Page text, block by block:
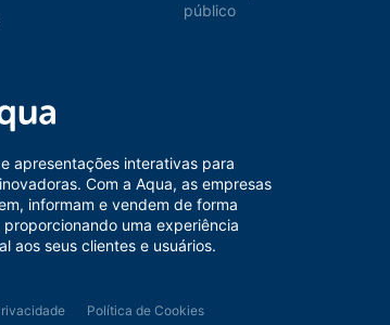
público
apresentações interativas para
Com a Aqua, as empresas
informam e vendem de forma
proporcionando uma experiência
aos seus clientes e usuários.
Política de Cookies